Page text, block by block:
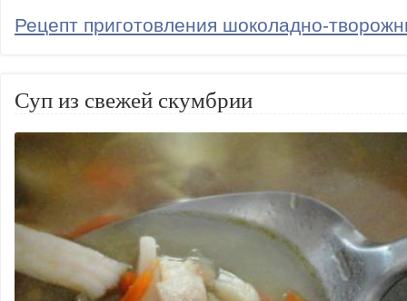
Рецепт приготовления шоколадно-
Суп из свежей скумбрии